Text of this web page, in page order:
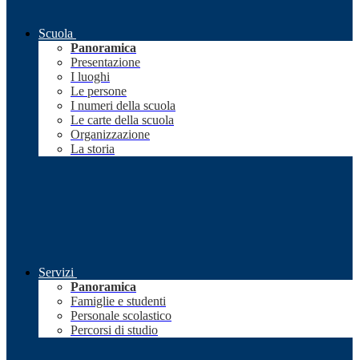
Scuola
Panoramica
Presentazione
I luoghi
Le persone
I numeri della scuola
Le carte della scuola
Organizzazione
La storia
Servizi
Panoramica
Famiglie e studenti
Personale scolastico
Percorsi di studio